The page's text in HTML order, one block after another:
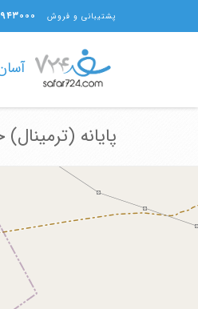
پشتیبانی و فروش
پایانه